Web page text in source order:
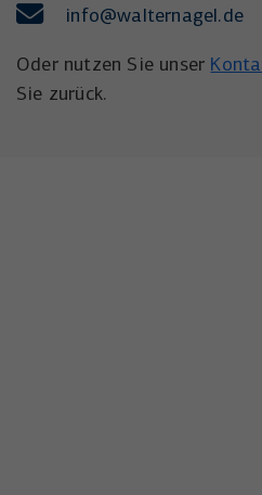
info@walternagel.de
Oder nutzen Sie unser
Sie zurück.